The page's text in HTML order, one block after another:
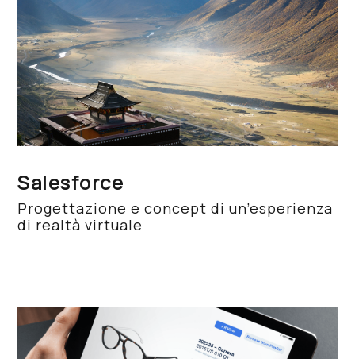
Salesforce
Progettazione e concept di un’esperienza
di realtà virtuale